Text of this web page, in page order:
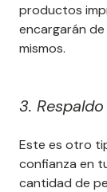
productos
encargarán
mismos.
3.
Este es otro
confianza en
cantidad de